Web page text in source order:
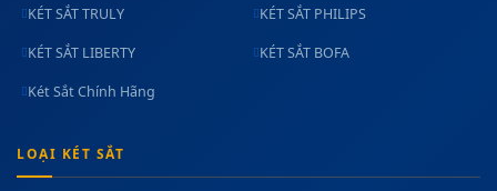
KÉT SẮT TRULY KÉT SẮT PHILIPS
KÉT SẮT LIBERTY KÉT SẮT BOFA
Két Sắt Chính Hãng
LOẠI KÉT SẮT